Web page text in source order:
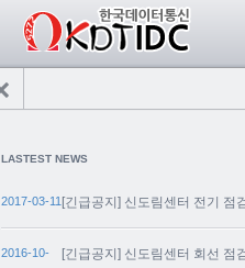
LASTEST NEWS
2017-03-11 [긴급공지] 신도림센터 전기 점
2016-10-
[긴급공지] 신도림센터 회선 점